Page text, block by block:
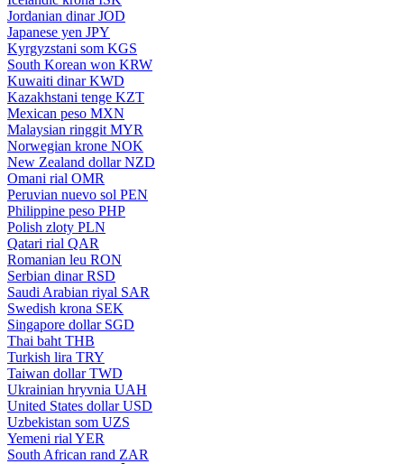
Jordanian dinar JOD
Japanese yen JPY
Kyrgyzstani som KGS
South Korean won KRW
Kuwaiti dinar KWD
Kazakhstani tenge KZT
Mexican peso MXN
Malaysian ringgit MYR
Norwegian krone NOK
New Zealand dollar NZD
Omani rial OMR
Peruvian nuevo sol PEN
Philippine peso PHP
Polish zloty PLN
Qatari rial QAR
Romanian leu RON
Serbian dinar RSD
Saudi Arabian riyal SAR
Swedish krona SEK
Singapore dollar SGD
Thai baht THB
Turkish lira TRY
Taiwan dollar TWD
Ukrainian hryvnia UAH
United States dollar USD
Uzbekistan som UZS
Yemeni rial YER
South African rand ZAR